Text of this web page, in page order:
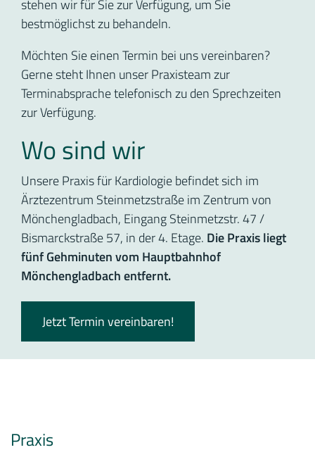
stehen wir für Sie zur Verfügung, um Sie
bestmöglichst zu behandeln.
Möchten Sie einen Termin bei uns vereinbaren?
Gerne steht Ihnen unser Praxisteam zur
Terminabsprache telefonisch zu den Sprechzeiten
zur Verfügung.
Wo sind wir
Unsere Praxis für Kardiologie befindet sich im
Ärztezentrum Steinmetzstraße im Zentrum von
Mönchengladbach, Eingang Steinmetzstr. 47 /
Bismarckstraße 57, in der 4. Etage. Die Praxis liegt
fünf Gehminuten vom Hauptbahnhof
Mönchengladbach entfernt.
Jetzt Termin vereinbaren!
Praxis